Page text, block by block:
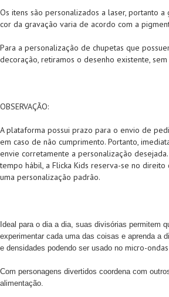
Os itens são personalizados a laser, portanto a
cor da gravação varia de acordo com a
Para a personalização de chupetas que
decoração, retiramos o desenho existente,
OBSERVAÇÃO:
A plataforma possui prazo para o envio de
em caso de não cumprimento. Portanto,
envie corretamente a personalização
tempo hábil, a Flicka Kids reserva-se no
uma personalização padrão.
Ideal para o dia a dia, suas divisórias permitem
experimentar cada uma das coisas e aprenda a
e densidades podendo ser usado no micro-
Com personagens divertidos coordena com
alimentação.